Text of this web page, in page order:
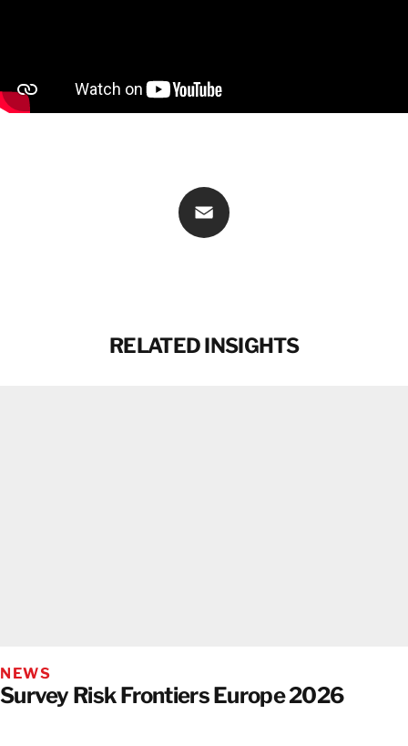
RELATED INSIGHTS
NEWS
Survey Risk Frontiers Europe 2026